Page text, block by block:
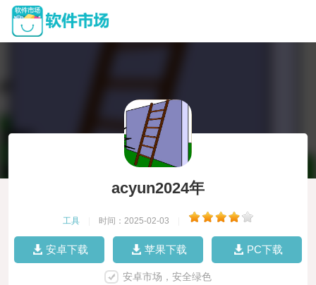
acyun2024年
工具 时间：2025-02-03
安卓下载 苹果下载 PC下载
安卓市场，安全绿色